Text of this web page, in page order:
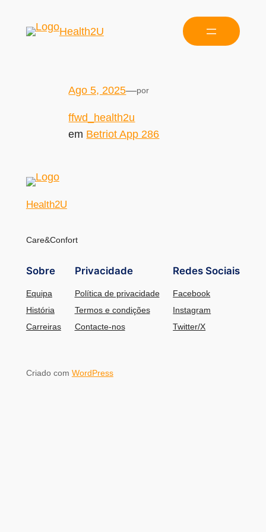
Health2U
Ago 5, 2025—por
ffwd_health2u
em Betriot App 286
Health2U
Care&Confort
Sobre
Equipa
História
Carreiras
Privacidade
Política de privacidade
Termos e condições
Contacte-nos
Redes Sociais
Facebook
Instagram
Twitter/X
Criado com WordPress